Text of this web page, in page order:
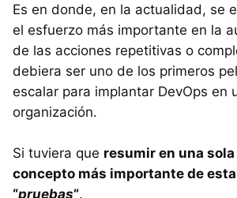
Es en donde, en la actualidad, se
el esfuerzo más importante en la
de las acciones repetitivas o
debiera ser uno de los primeros
escalar para implantar DevOps en
organización.
Si tuviera que resumir en una
concepto más importante de
“pruebas”.